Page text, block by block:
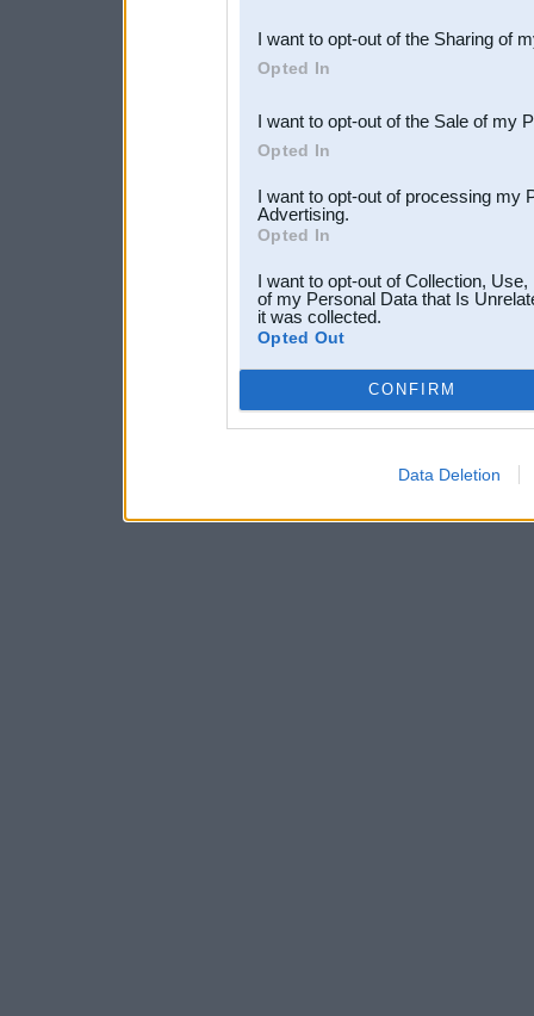
Downstream Participants
third parties.
I want to opt-out of the Sharing of
Opted In
I want to opt-out of the Sale of my
Opted In
I want to opt-out of processing my
Advertising.
Opted In
I want to opt-out of Collection,
of my Personal Data that Is
it was collected.
Opted Out
CONFIRM
Data Deletion